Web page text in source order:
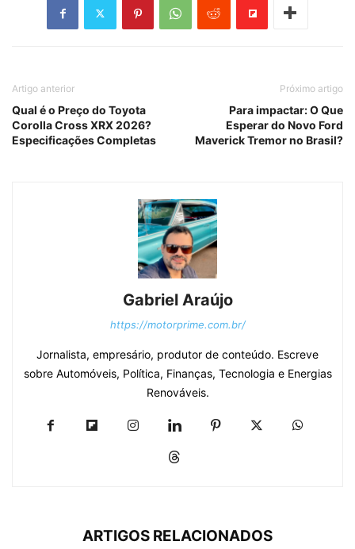
Artigo anterior
Qual é o Preço do Toyota
Corolla Cross XRX 2026?
Especificações Completas
Próximo artigo
Para impactar: O Que
Esperar do Novo Ford
Maverick Tremor no Brasil?
Gabriel Araújo
https://motorprime.com.br/
Jornalista, empresário, produtor de conteúdo. Escreve
sobre Automóveis, Política, Finanças, Tecnologia e Energias
Renováveis.
ARTIGOS RELACIONADOS